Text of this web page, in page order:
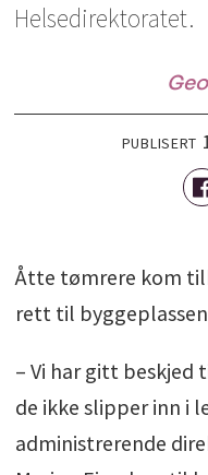
Helsedirektoratet.
PUBLISERT
Åtte tømrere kom
rett til
– Vi har gitt
de ikke slipper inn i
administrerende